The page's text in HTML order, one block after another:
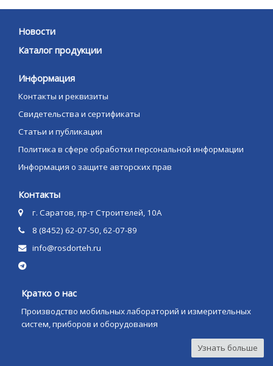
Новости
Каталог продукции
Информация
Контакты и реквизиты
Свидетельства и сертификаты
Статьи и публикации
Политика в сфере обработки персональной информации
Информация о защите авторских прав
Контакты
г. Саратов, пр-т Строителей, 10А
8 (8452) 62-07-50, 62-07-89
info@rosdorteh.ru
Кратко о нас
Производство мобильных лабораторий и измерительных
систем, приборов и оборудования
Узнать больше